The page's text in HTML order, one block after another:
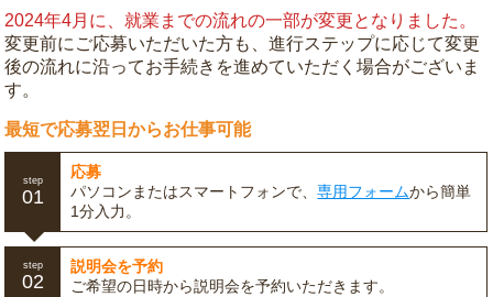
2024年4月に、就業までの流れの一部が変更となりました。
変更前にご応募いただいた方も、進行ステップに応じて変更
後の流れに沿ってお手続きを進めていただく場合がございま
す。
最短で応募翌日からお仕事可能
step
01
応募
パソコンまたはスマートフォンで、専用フォームから簡単
1分入力。
step
02
説明会を予約
ご希望の日時から説明会を予約いただきます。